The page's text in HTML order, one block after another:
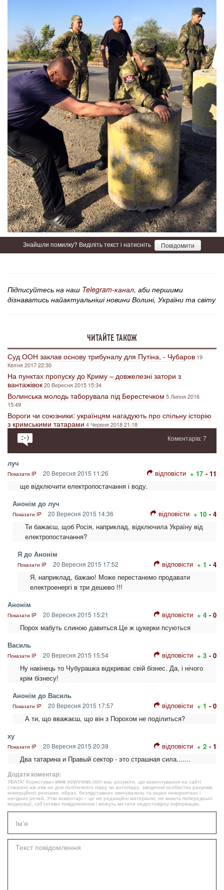
Знайшли помилку? Виділіть текст і натисніть Повідомити
Підписуйтесь на наш Telegram-канал, аби першими
дізнаватись найактуальніші новини Волині, України та світу
ЧИТАЙТЕ ТАКОЖ
Суд ООН заклав основу трибуналу для Путіна, - Чубаров 19
Квітня 2017 22:30
На пунктах пропуску до Криму – довжелезні затори з
вантажівок20 Вересня 2015 15:34
Волинська молодь таборувала під Берестечком 5 Липня 2016
15:49
Вороги чи союзники: українцям нагадують про спільну історію
з кримськими татарами4 Червня 2018 21:18
Коментарів: 7
луч
Показати IP 20 Вересня 2015 11:26 відповісти + 17 - 11
ще відключити електропостачання і воду.
Анонім до луч
Показати IP 20 Вересня 2015 14:36 відповісти + 10 - 4
Ти бажаєш, щоб Росія, наприклад, відключила Україну від
електропостачання?
Я до Анонім
Показати IP 20 Вересня 2015 17:52 відповісти + 1 - 4
Я, наприклад, бажаю! Може перестанемо продавати
електроенергі в три дешево !!!
Анонім
Показати IP 20 Вересня 2015 15:21 відповісти + 4 - 0
Порох мабуть слиною давиться.Це ж цукерки псуються
Василь
Показати IP 20 Вересня 2015 15:54 відповісти + 3 - 0
Ну накінець то Чубурашка відкриває свій бізнес. Да, і нічого
крім бізнесу!
Анонім до Василь
Показати IP 20 Вересня 2015 17:57 відповісти + 1 - 0
А ти, що вважаєш, що він з Порохом не поділиться?
ху
Показати IP 20 Вересня 2015 20:39 відповісти + 2 - 1
Два татарина и Правый сектор - это страшная сила.......
Додати коментар:
УВАГА! Користувач www.volynnews.com має розуміти, що коментування на сайті
створені аж ніяк не для політичного піару чи антипіару, зведення особистих рахунків,
комерційної реклами, образ, безпідставних звинувачень та інших некоректних і
негідних речей. Утім коментарі – це не редакційні матеріали, не мають попередньої
модерації, суб’єктивні повідомлення і можуть містити недостовірну інформацію.